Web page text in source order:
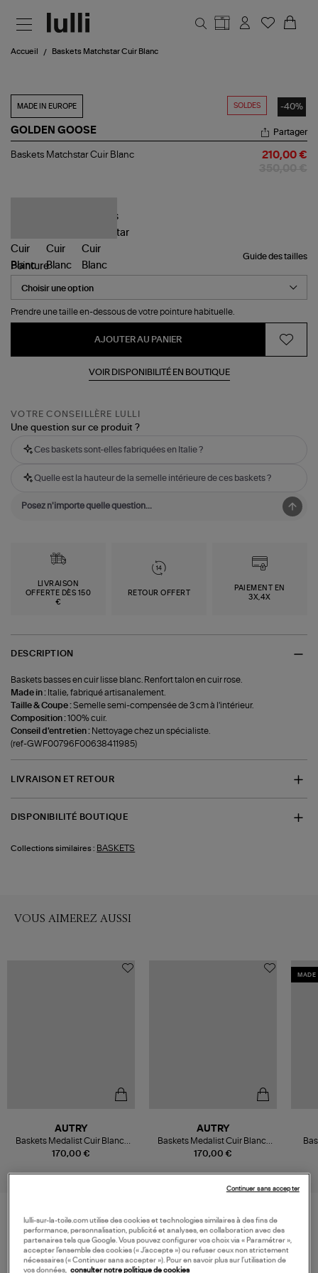
Accueil Baskets Matchstar Cuir Blanc
SOLDES -40%
MADE IN EUROPE
GOLDEN GOOSE
Baskets
Partager
Baskets Matchstar Cuir Blanc 210,00 €
Guide des tailles
Pointure
Prendre une taille en-dessous de votre pointure habituelle.
AJOUTER AU PANIER
VOIR DISPONIBILITÉ EN BOUTIQUE
VOTRE CONSEILLÈRE LULLI
Une question sur ce produit ?
Ces baskets sont-elles fabriquées en Italie ?
Quelle est la hauteur de la semelle intérieure de ces baskets ?
LIVRAISON
OFFERTE DÈS 150
€
RETOUR OFFERT
PAIEMENT EN
3X,4X
DESCRIPTION
Baskets basses en cuir lisse blanc. Renfort talon en cuir rose.
Made in : Italie, fabriqué artisanalement.
Taille & Coupe :Semelle semi-compensée de 3 cm à l'intérieur.
Composition :100% cuir.
Conseil d'entretien : Nettoyage chez un spécialiste.
(ref-GWF00796F00638411985)
LIVRAISON ET RETOUR
DISPONIBILITÉ BOUTIQUE
Collections similaires : BASKETS
VOUS AIMEREZ AUSSI
170,00 €
AUTRY
Baskets Medalist Cuir Blanc,
Argenté
170,00 €
AUTRY
Baskets Medalist Cuir Blanc,
Rose
MADE
VOS DERNIERS PRODUITS VUS
lulli-sur-la-toile.com utilise des cookies et technologies similaires à des fins de
performance, personnalisation, publicité et analyses, en collaboration avec des
partenaires tels que Google. Vous pouvez configurer vos choix via « Paramétrer »,
accepter l’ensemble des cookies (« J’accepte ») ou refuser ceux non strictement
nécessaires (« Continuer sans accepter »). Pour en savoir plus sur l’utilisation de
vos données, consulter notre politique de cookies
Continuer sans accepter